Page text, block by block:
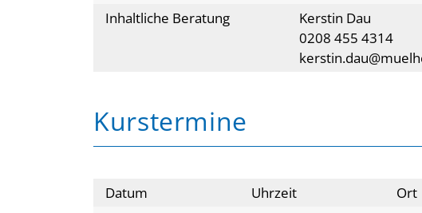
Inhaltliche Beratung
Kerstin Dau
0208 455 4314
Kurstermine
Datum Uhrzeit
Ort